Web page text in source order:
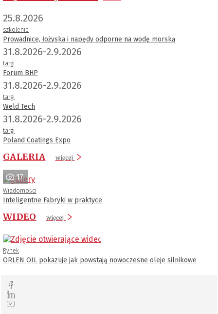
25.8.2026
szkolenie
Prowadnice, łożyska i napędy odporne na wodę morską
31.8.2026-2.9.2026
targi
Forum BHP
31.8.2026-2.9.2026
targi
Weld Tech
31.8.2026-2.9.2026
targi
Poland Coatings Expo
GALERIA więcej
17
Wiadomości
Inteligentne Fabryki w praktyce
WIDEO więcej
Rynek
ORLEN OIL pokazuje jak powstają nowoczesne oleje silnikowe